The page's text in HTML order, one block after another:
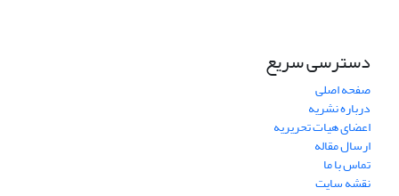
دسترسی سریع
صفحه اصلی
درباره نشریه
اعضای هیات تحریریه
ارسال مقاله
تماس با ما
نقشه سایت